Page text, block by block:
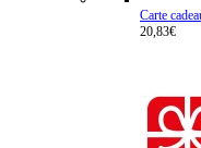
Carte
20,83€